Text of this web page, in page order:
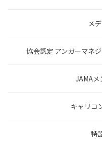
メ
協会認定 アンガーマネ
JAMAメ
キャリコ
特